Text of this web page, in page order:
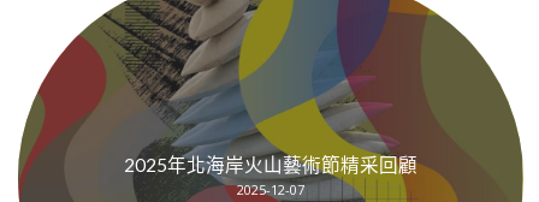
2025年北海岸火山藝術節精采回顧
2025-12-07